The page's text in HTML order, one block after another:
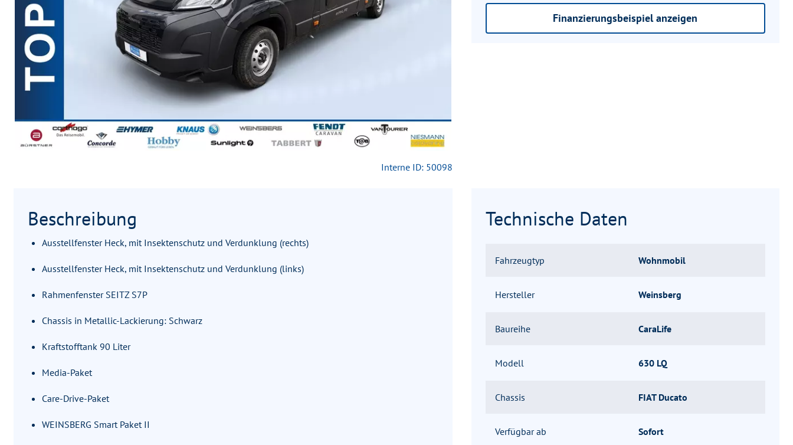
Interne ID: 50098
Finanzierungsbeispiel anzeigen
Beschreibung
Ausstellfenster Heck, mit Insektenschutz und Verdunklung (rechts)
Ausstellfenster Heck, mit Insektenschutz und Verdunklung (links)
Rahmenfenster SEITZ S7P
Chassis in Metallic-Lackierung: Schwarz
Kraftstofftank 90 Liter
Media-Paket
Care-Drive-Paket
WEINSBERG Smart Paket II
Technische Daten
Fahrzeugtyp Wohnmobil
Hersteller Weinsberg
Baureihe CaraLife
Modell 630 LQ
Chassis FIAT Ducato
Verfügbar ab Sofort